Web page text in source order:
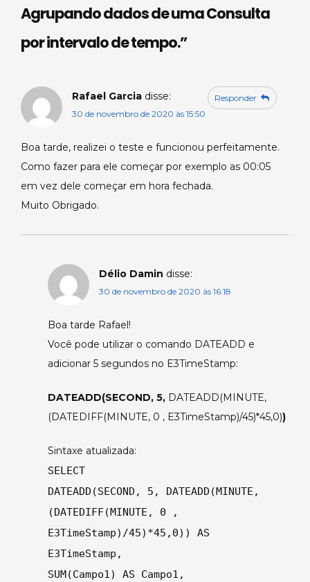
k
Agrupando dados de uma Consulta
por intervalo de tempo.”
Rafael Garcia disse:
30 de novembro de 2020 às 15:50
Boa tarde, realizei o teste e funcionou perfeitamente.
Como fazer para ele começar por exemplo as 00:05
em vez dele começar em hora fechada.
Muito Obrigado.
Responder
Délio Damin disse:
30 de novembro de 2020 às 16:18
Boa tarde Rafael!
Você pode utilizar o comando DATEADD e
adicionar 5 segundos no E3TimeStamp:
DATEADD(SECOND, 5,DATEADD(MINUTE,
(DATEDIFF(MINUTE, 0 , E3TimeStamp)/45)*45,0))
Sintaxe atualizada:
SELECT
DATEADD(SECOND, 5, DATEADD(MINUTE,
(DATEDIFF(MINUTE, 0 ,
E3TimeStamp)/45)*45,0)) AS
E3TimeStamp,
SUM(Campo1) AS Campo1,